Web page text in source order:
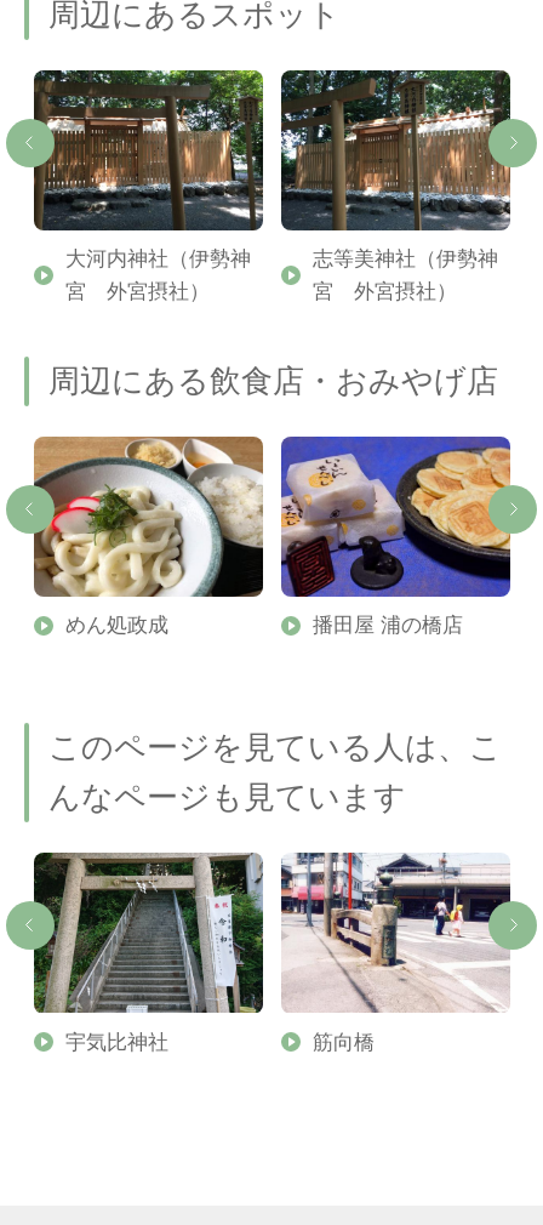
周辺にあるスポット
大河内神社（伊勢神
宮 外宮摂社）
志等美神社（伊勢神
宮 外宮摂社）
周辺にある飲食店・おみやげ店
めん処政成 播田屋 浦の橋店
このページを見ている人は、こ
んなページも見ています
宇気比神社 筋向橋